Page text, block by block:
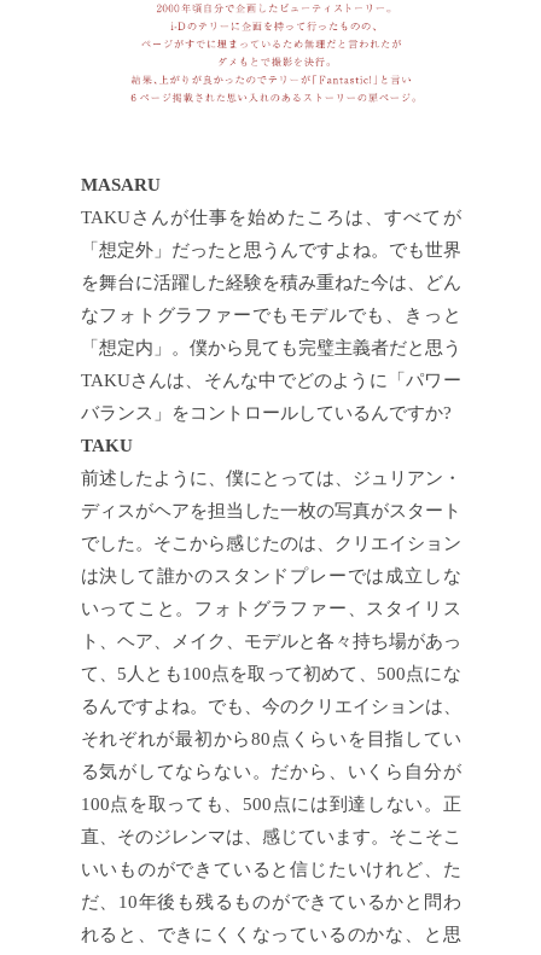
MASARU
TAKUさんが仕事を始めたころは、すべてが
「想定外」だったと思うんですよね。でも世界
を舞台に活躍した経験を積み重ねた今は、どん
なフォトグラファーでもモデルでも、きっと
「想定内」。僕から見ても完璧主義者だと思う
TAKUさんは、そんな中でどのように「パワー
バランス」をコントロールしているんですか?
TAKU
前述したように、僕にとっては、ジュリアン・
ディスがヘアを担当した一枚の写真がスタート
でした。そこから感じたのは、クリエイション
は決して誰かのスタンドプレーでは成立しな
いってこと。フォトグラファー、スタイリス
ト、ヘア、メイク、モデルと各々持ち場があっ
て、5人とも100点を取って初めて、500点にな
るんですよね。でも、今のクリエイションは、
それぞれが最初から80点くらいを目指してい
る気がしてならない。だから、いくら自分が
100点を取っても、500点には到達しない。正
直、そのジレンマは、感じています。そこそこ
いいものができていると信じたいけれど、た
だ、10年後も残るものができているかと問わ
れると、できにくくなっているのかな、と思